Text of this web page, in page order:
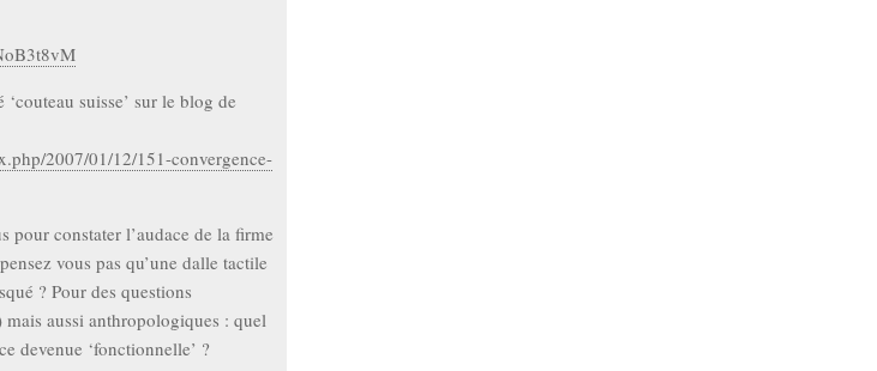
suisse’ sur le blog de
2007/01/12/151-convergence-
pour constater l’audace de la firme
vous pas qu’une dalle tactile
? Pour des questions
aussi anthropologiques : quel
devenue ‘fonctionnelle’ ?